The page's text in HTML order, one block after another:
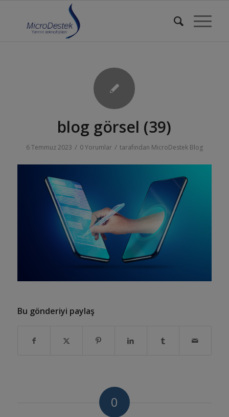
blog görsel (39)
6 Temmuz 2023 / 0 Yorumlar / tarafından MicroDestek Blog
Bu gönderiyi paylaş
0